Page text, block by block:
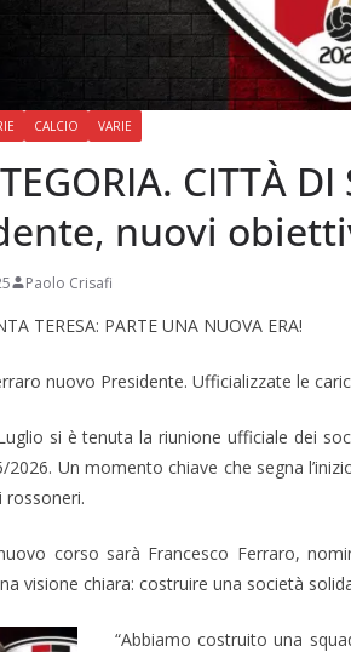
CALCIO VARIE
CITTÀ
nuovi
Paolo Crisafi
TERESA: PARTE UNA NUOVA ERA!
nuovo Presidente. Ufficializzate le
si è tenuta la riunione ufficiale dei
2026. Un momento chiave che segna
rossoneri.
corso sarà Francesco Ferraro,
visione chiara: costruire una società
“Abbiamo costruito una